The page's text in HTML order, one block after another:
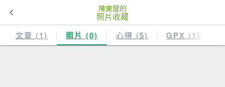
陳東龍的
照片收藏
文章 (1) 照片 (0) 心得 (5) GPX (1)